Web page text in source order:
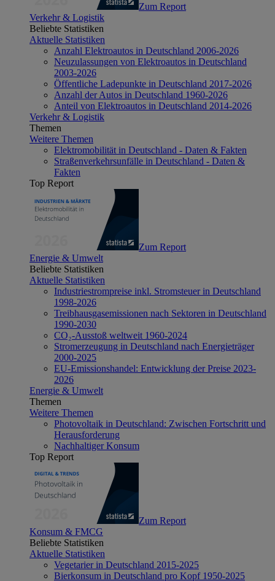
Zum Report
Verkehr & Logistik
Beliebte Statistiken
Aktuelle Statistiken
Anzahl Elektroautos in Deutschland 2006-2026
Neuzulassungen von Elektroautos in Deutschland
2003-2026
Öffentliche Ladepunkte in Deutschland 2017-2026
Anzahl der Autos in Deutschland 1960-2026
Anteil von Elektroautos in Deutschland 2014-2026
Verkehr & Logistik
Themen
Weitere Themen
Elektromobilität in Deutschland - Daten & Fakten
Straßenverkehrsunfälle in Deutschland - Daten &
Fakten
Top Report
Zum Report
Energie & Umwelt
Beliebte Statistiken
Aktuelle Statistiken
Industriestrompreise inkl. Stromsteuer in Deutschland
1998-2026
Treibhausgasemissionen nach Sektoren in Deutschland
1990-2030
CO₂-Ausstoß weltweit 1960-2024
Stromerzeugung in Deutschland nach Energieträger
2000-2025
EU-Emissionshandel: Entwicklung der Preise 2023-
2026
Energie & Umwelt
Themen
Weitere Themen
Photovoltaik in Deutschland: Zwischen Fortschritt und
Herausforderung
Nachhaltiger Konsum
Top Report
Zum Report
Konsum & FMCG
Beliebte Statistiken
Aktuelle Statistiken
Vegetarier in Deutschland 2015-2025
Bierkonsum in Deutschland pro Kopf 1950-2025